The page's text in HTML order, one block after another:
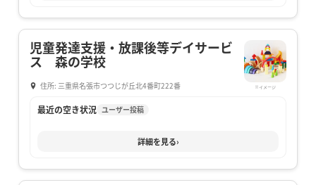
児童発達支援・放課後等デイサービ
ス 森の学校
住所: 三重県名張市つつじが丘北4番町222番 ※イメージ
最近の空き状況 ユーザー投稿
詳細を見る›